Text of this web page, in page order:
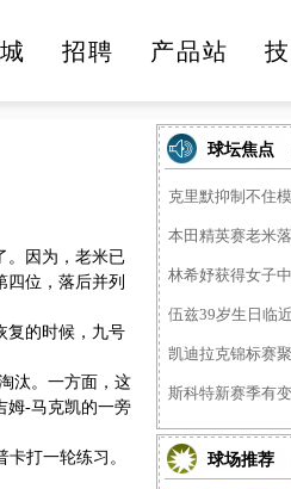
消费购物 休闲
招聘 产品站
。因为，老米已
四位，落后并列
复的时候，九号
汰。一方面，这
姆-马克凯的一旁
打一轮练习。
球坛焦点
球场推荐